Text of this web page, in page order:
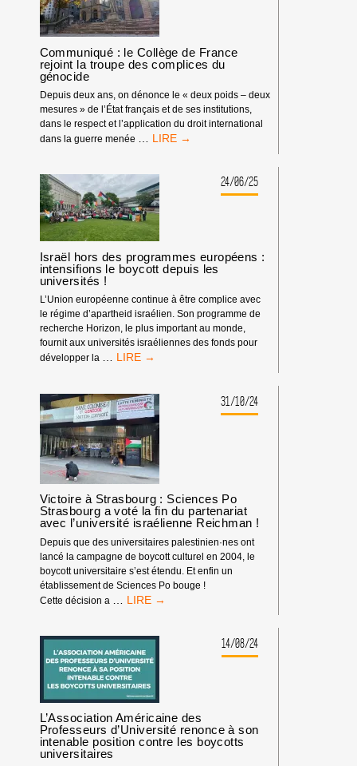
Communiqué : le Collège de France
rejoint la troupe des complices du
génocide
Depuis deux ans, on dénonce le « deux poids – deux
mesures » de l’État français et de ses institutions,
dans le respect et l’application du droit international
dans la guerre menée … COMMUNIQUÉ
COLLÈGE
DE
FRANCE
REJOINT
LA
TROUPE
DES
DU
GÉNOCIDE
24/06/25
Israël hors des programmes européens :
intensifions le boycott depuis les
universités !
L’Union européenne continue à être complice avec
le régime d’apartheid israélien. Son programme de
recherche Horizon, le plus important au monde,
fournit aux universités israéliennes des fonds pour
développer la … ISRAËL
PROGRAMMES
EUROPÉENS :
INTENSIFIONS
LE
BOYCOTT
DEPUIS
LES
UNIVERSITÉS !
31/10/24
Victoire à Strasbourg : Sciences Po
Strasbourg a voté la fin du partenariat
avec l’université israélienne Reichman !
Depuis que des universitaires palestinien·nes ont
lancé la campagne de boycott culturel en 2004, le
boycott universitaire s’est étendu. Et enfin un
établissement de Sciences Po bouge !
Cette décision a
VICTOIRE
:
SCIENCES
PO
STRASBOURG
A
VOTÉ
LA
FIN
14/08/24
L’Association Américaine des
Professeurs d’Université renonce à son
intenable position contre les boycotts
universitaires